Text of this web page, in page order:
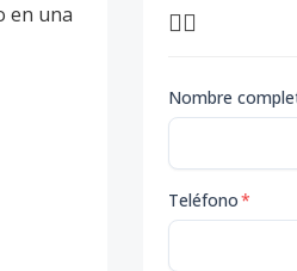
en una
👇🏽
Nombre
Teléfono*